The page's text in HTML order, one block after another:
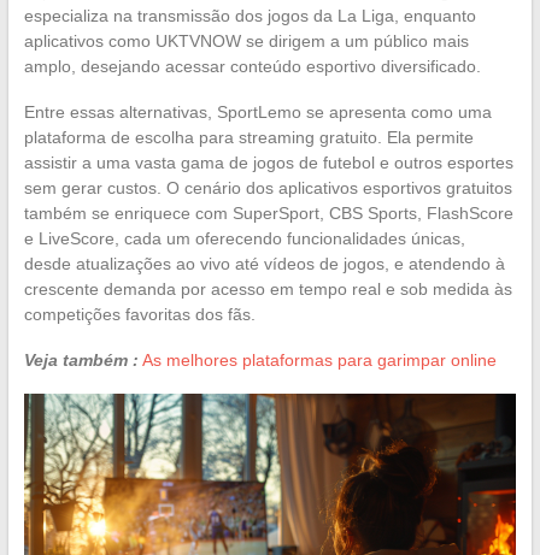
especializa na transmissão dos jogos da La Liga, enquanto
aplicativos como UKTVNOW se dirigem a um público mais
amplo, desejando acessar conteúdo esportivo diversificado.
Entre essas alternativas, SportLemo se apresenta como uma
plataforma de escolha para streaming gratuito. Ela permite
assistir a uma vasta gama de jogos de futebol e outros esportes
sem gerar custos. O cenário dos aplicativos esportivos gratuitos
também se enriquece com SuperSport, CBS Sports, FlashScore
e LiveScore, cada um oferecendo funcionalidades únicas,
desde atualizações ao vivo até vídeos de jogos, e atendendo à
crescente demanda por acesso em tempo real e sob medida às
competições favoritas dos fãs.
Veja também : As melhores plataformas para garimpar online